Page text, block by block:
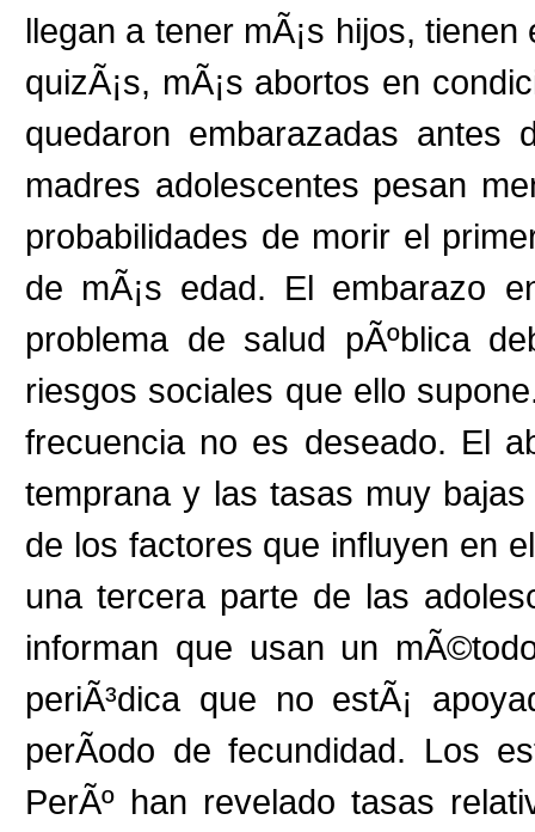
llegan a tener mÃ¡s hijos,
quizÃ¡s, mÃ¡s abortos en
quedaron embarazadas
madres adolescentes pesan
probabilidades de morir el
de mÃ¡s edad. El embarazo
problema de salud pÃºblica
riesgos sociales que ello
frecuencia no es deseado. El
temprana y las tasas muy
de los factores que influyen en
una tercera parte de las
informan que usan un
periÃ³dica que no estÃ¡
perÃ­odo de fecundidad. Los
PerÃº han revelado tasas